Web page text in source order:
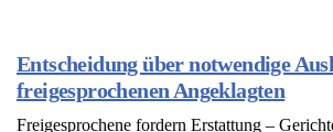
Entscheidung über notwendige
freigesprochenen Angeklagten
Freigesprochene fordern Erstattung –